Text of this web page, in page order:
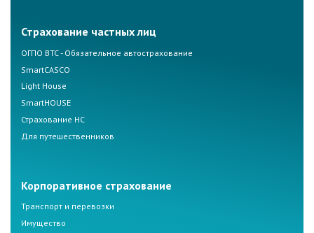
Страхование частных лиц
ОГПО ВТС - Обязательное автострахование
SmartCASCO
Light House
SmartHOUSE
Страхование НС
Для путешественников
Корпоративное страхование
Транспорт и перевозки
Имущество